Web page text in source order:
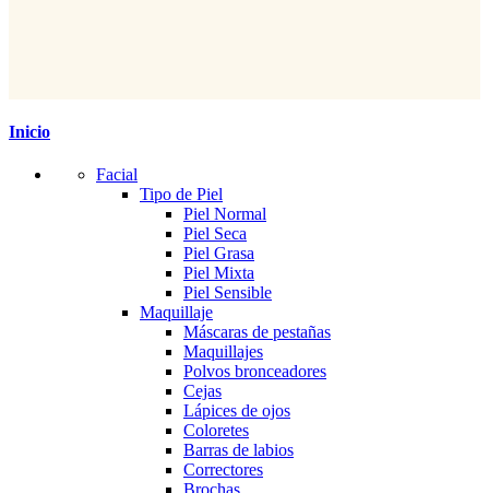
Inicio
Facial
Tipo de Piel
Piel Normal
Piel Seca
Piel Grasa
Piel Mixta
Piel Sensible
Maquillaje
Máscaras de pestañas
Maquillajes
Polvos bronceadores
Cejas
Lápices de ojos
Coloretes
Barras de labios
Correctores
Brochas